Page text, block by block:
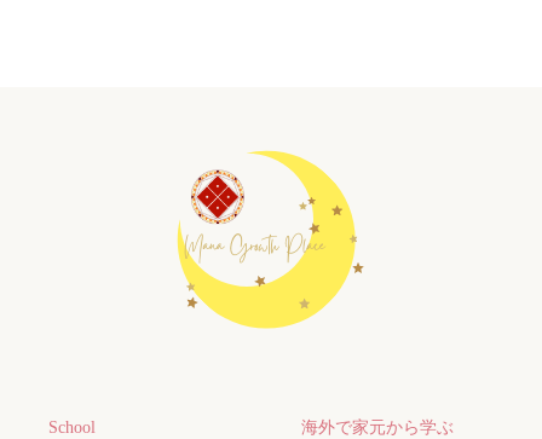
School 海外で家元から学ぶ